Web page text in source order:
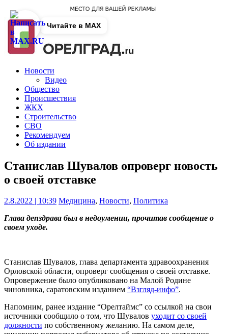
Новости
Видео
Общество
Происшествия
ЖКХ
Строительство
СВО
Рекомендуем
Об издании
Станислав Шувалов опроверг новость
о своей отставке
2.8.2022 | 10:39 Медицина, Новости, Политика
Глава депздрава был в недоумении, прочитав сообщение о
своем уходе.
Станислав Шувалов, глава департамента здравоохранения
Орловской области, опроверг сообщения о своей отставке.
Опровержение было опубликовано на Малой Родине
чиновника, саратовским изданием “Взгляд-инфо”.
Напомним, ранее издание “Орелтаймс” со ссылкой на свои
источники сообщило о том, что Шувалов уходит со своей
должности по собственному желанию. На самом деле,
Читайте в MAX